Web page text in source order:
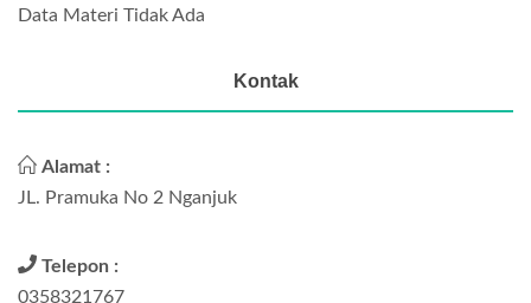
Kontak
Alamat :
JL. Pramuka No 2 Nganjuk
Telepon :
0358321767
Data Materi Tidak Ada